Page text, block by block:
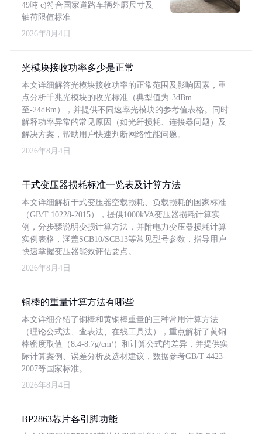
49吨 c)符合国家道路车辆外廓尺寸及
轴荷限值标准
2026年8月4日
光模块接收功率多少是正常
本文详细解答光模块接收功率的正常范围及影响因素，重
点分析千兆光模块的收光标准（典型值为-3dBm
至-24dBm），并提供不同速率光模块的参考值表格。同时
解释功率异常的常见原因（如光纤损耗、连接器问题）及
解决方案，帮助用户快速判断网络性能问题。
2026年8月4日
干式变压器损耗标准一览表及计算方法
本文详细解析干式变压器空载损耗、负载损耗的国家标准
（GB/T 10228-2015），提供1000kVA变压器损耗计算实
例，分步骤说明变损计算方法，并附电力变压器损耗计算
实例表格，涵盖SCB10/SCB13等常见型号参数，指导用户
快速掌握变压器能效评估要点。
2026年8月4日
铜棒的重量计算方法有哪些
本文详细介绍了铜棒和黄铜棒重量的三种常用计算方法
（理论公式法、查表法、在线工具法），重点解析了黄铜
棒密度取值（8.4-8.7g/cm³）和计算公式的差异，并提供实
际计算案例、误差分析及选材建议，数据参考GB/T 4423-
2007等国家标准。
2026年8月4日
BP2863芯片各引脚功能